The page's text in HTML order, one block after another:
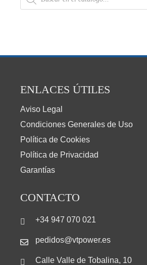
ENLACES ÚTILES
Aviso Legal
Condiciones Generales de Uso
Política de Cookies
Política de Privacidad
Garantías
CONTACTO
+34 947 070 021
pedidos@vtpower.es
Calle Valle de Tobalina, 10